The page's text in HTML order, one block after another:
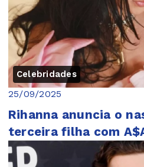
Celebridades
25/09/2025
Rihanna anuncia o
terceira filha com